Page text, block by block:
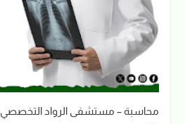
محاسبة – مستشفى الرواد التخصصي